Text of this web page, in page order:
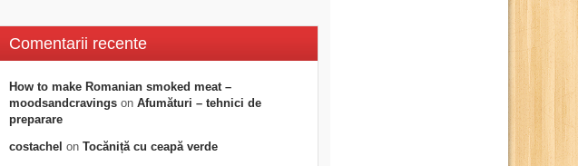
Comentarii recente
How to make Romanian smoked meat –
moodsandcravings on Afumături – tehnici de
preparare
costachel on Tocăniță cu ceapă verde